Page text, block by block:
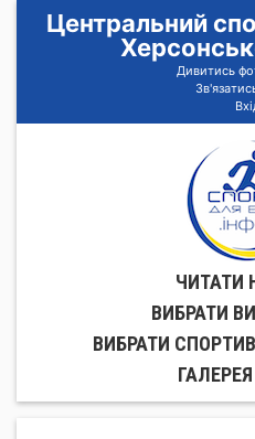
Центральний
Дивитись
ЧИТАТИ
ВИБРАТИ
ВИБРАТИ